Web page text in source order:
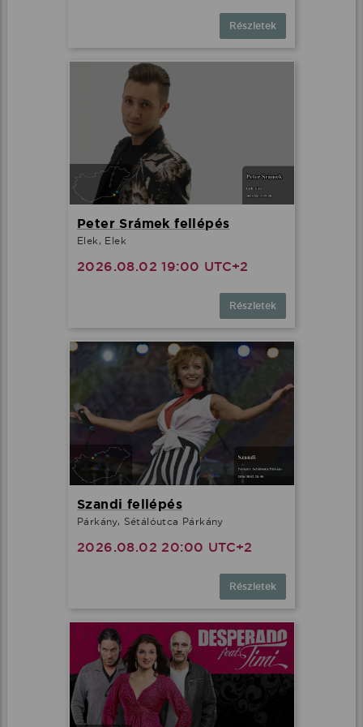
Részletek
Peter Srámek fellépés
Elek, Elek
2026.08.02 19:00 UTC+2
Részletek
Szandi fellépés
Párkány, Sétálóutca Párkány
2026.08.02 20:00 UTC+2
Részletek